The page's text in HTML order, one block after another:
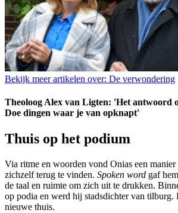
Bekijk meer artikelen over: De verwondering
Theoloog Alex van Ligten: 'Het antwoord
Doe dingen waar je van opknapt'
Thuis op het podium
Via ritme en woorden vond Onias een manier
zichzelf terug te vinden. Spoken word gaf
de taal en ruimte om zich uit te drukken.
op podia en werd hij stadsdichter van
nieuwe thuis.